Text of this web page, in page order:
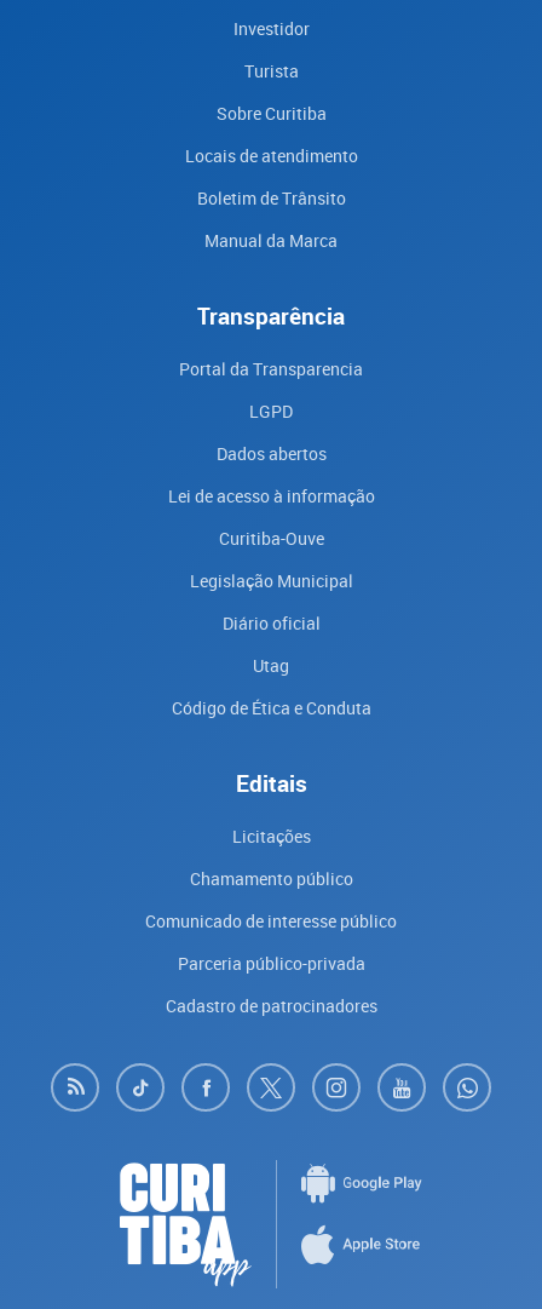
Investidor
Turista
Sobre Curitiba
Locais de atendimento
Boletim de Trânsito
Manual da Marca
Transparência
Portal da Transparencia
LGPD
Dados abertos
Lei de acesso à informação
Curitiba-Ouve
Legislação Municipal
Diário oficial
Utag
Código de Ética e Conduta
Editais
Licitações
Chamamento público
Comunicado de interesse público
Parceria público-privada
Cadastro de patrocinadores